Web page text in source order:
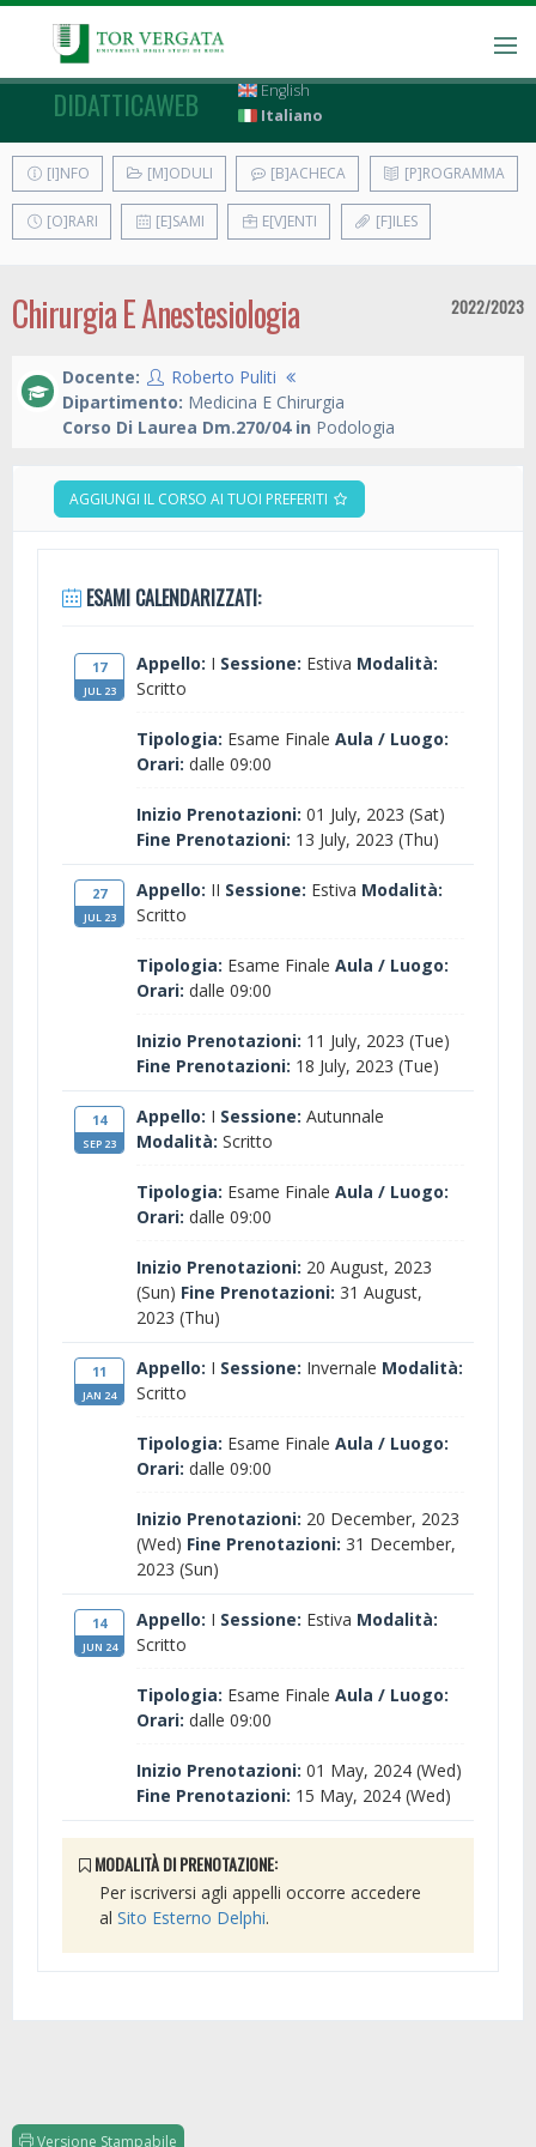
DIDATTICAWEB
English
Italiano
[I]NFO [M]ODULI [B]ACHECA [P]ROGRAMMA
[O]RARI [E]SAMI E[V]ENTI [F]ILES
Chirurgia E Anestesiologia 2022/2023
Docente:
Roberto Puliti
Dipartimento: Medicina E Chirurgia
Corso Di Laurea Dm.270/04 in Podologia
AGGIUNGI IL CORSO AI TUOI PREFERITI
ESAMI CALENDARIZZATI:
17
JUL 23
Appello: I Sessione: Estiva Modalità:
Scritto
Tipologia: Esame Finale Aula / Luogo:
Orari: dalle 09:00
Inizio Prenotazioni: 01 July, 2023 (Sat)
Fine Prenotazioni: 13 July, 2023 (Thu)
27
JUL 23
Appello: II Sessione: Estiva Modalità:
Scritto
Tipologia: Esame Finale Aula / Luogo:
Orari: dalle 09:00
Inizio Prenotazioni: 11 July, 2023 (Tue)
Fine Prenotazioni: 18 July, 2023 (Tue)
14
SEP 23
Appello: I Sessione: Autunnale
Modalità: Scritto
Tipologia: Esame Finale Aula / Luogo:
Orari: dalle 09:00
Inizio Prenotazioni: 20 August, 2023
(Sun) Fine Prenotazioni: 31 August,
2023 (Thu)
11
JAN 24
Appello: I Sessione: Invernale Modalità:
Scritto
Tipologia: Esame Finale Aula / Luogo:
Orari: dalle 09:00
Inizio Prenotazioni: 20 December, 2023
(Wed) Fine Prenotazioni: 31 December,
2023 (Sun)
14
JUN 24
Appello: I Sessione: Estiva Modalità:
Scritto
Tipologia: Esame Finale Aula / Luogo:
Orari: dalle 09:00
Inizio Prenotazioni: 01 May, 2024 (Wed)
Fine Prenotazioni: 15 May, 2024 (Wed)
MODALITÀ DI PRENOTAZIONE:
Per iscriversi agli appelli occorre accedere
al Sito Esterno Delphi.
Versione Stampabile